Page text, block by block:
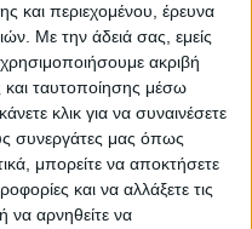
και περιεχομένου, έρευνα
Με την άδειά σας, εμείς
ακριβή
ταυτοποίησης μέσω
κλικ για να συναινέσετε
συνεργάτες μας όπως
μπορείτε να αποκτήσετε
και να αλλάξετε τις
να αρνηθείτε να
φοιτούν και δεν
εξάμηνα
ή εφόσον
έτος 2021-2022
Ίδρυμα (Α.Ε.Ι.)